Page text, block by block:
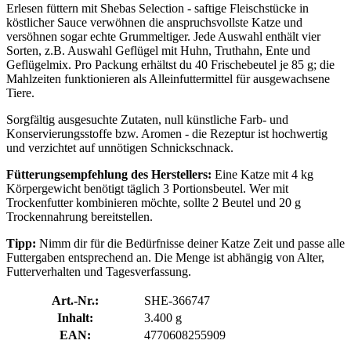
Erlesen füttern mit Shebas Selection - saftige Fleischstücke in
köstlicher Sauce verwöhnen die anspruchsvollste Katze und
versöhnen sogar echte Grummeltiger. Jede Auswahl enthält vier
Sorten, z.B. Auswahl Geflügel mit Huhn, Truthahn, Ente und
Geflügelmix. Pro Packung erhältst du 40 Frischebeutel je 85 g; die
Mahlzeiten funktionieren als Alleinfuttermittel für ausgewachsene
Tiere.
Sorgfältig ausgesuchte Zutaten, null künstliche Farb- und
Konservierungsstoffe bzw. Aromen - die Rezeptur ist hochwertig
und verzichtet auf unnötigen Schnickschnack.
Fütterungsempfehlung des Herstellers: Eine Katze mit 4 kg
Körpergewicht benötigt täglich 3 Portionsbeutel. Wer mit
Trockenfutter kombinieren möchte, sollte 2 Beutel und 20 g
Trockennahrung bereitstellen.
Tipp: Nimm dir für die Bedürfnisse deiner Katze Zeit und passe alle
Futtergaben entsprechend an. Die Menge ist abhängig von Alter,
Futterverhalten und Tagesverfassung.
Art.-Nr.:
SHE-366747
Inhalt:
3.400 g
EAN:
4770608255909